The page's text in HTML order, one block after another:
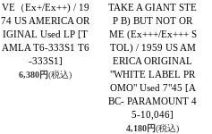
VE（Ex+/Ex++) / 19
74 US AMERICA OR
IGINAL Used LP [T
AMLA T6-333S1 T6
-333S1]
6,380円(税込)
TAKE A GIANT STE
P B) BUT NOT OR
ME (Ex+++/Ex+++ S
TOL) / 1959 US AM
ERICA ORIGINAL
"WHITE LABEL PR
OMO" Used 7"45 [A
BC- PARAMOUNT 4
5-10,046]
4,180円(税込)